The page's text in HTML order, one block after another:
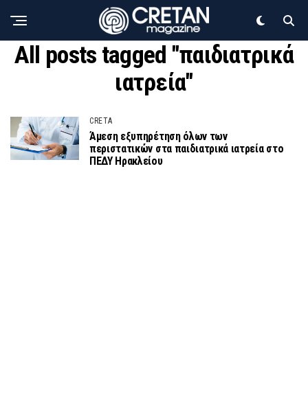
All posts tagged "παιδιατρικά
ιατρεία"
CRETA
Άμεση εξυπηρέτηση όλων των
περιστατικών στα παιδιατρικά ιατρεία στο
ΠΕΔΥ Ηρακλείου